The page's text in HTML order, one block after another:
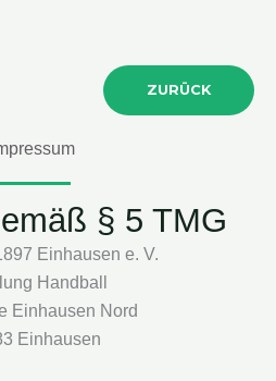
ZURÜCK
§ 5 TMG
Einhausen e. V.
Handball
Einhausen Nord
Einhausen